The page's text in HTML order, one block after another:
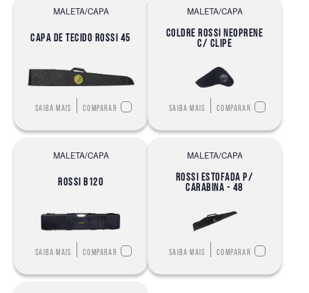
MALETA/CAPA
CAPA DE TECIDO ROSSI 45
Saiba mais Comparar
MALETA/CAPA
COLDRE ROSSI NEOPRENE
C/ CLIPE
Saiba mais Comparar
MALETA/CAPA
ROSSI B120
Saiba mais Comparar
MALETA/CAPA
ROSSI ESTOFADA P/
CARABINA - 48
Saiba mais Comparar